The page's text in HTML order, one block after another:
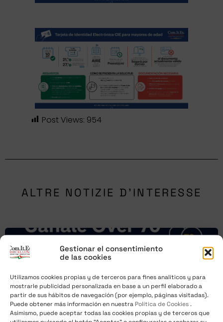
Gestionar el consentimiento
de las cookies
Utilizamos cookies propias y de terceros para fines analíticos y para
mostrarle publicidad personalizada en base a un perfil elaborado a
partir de sus hábitos de navegación (por ejemplo, páginas visitadas).
Puede obtener más información en nuestra Política de Cookies .
Asimismo, puede aceptar todas las cookies propias y de terceros que
Post Views: 954
ALTRE NOTIZIE D'INTERESSE